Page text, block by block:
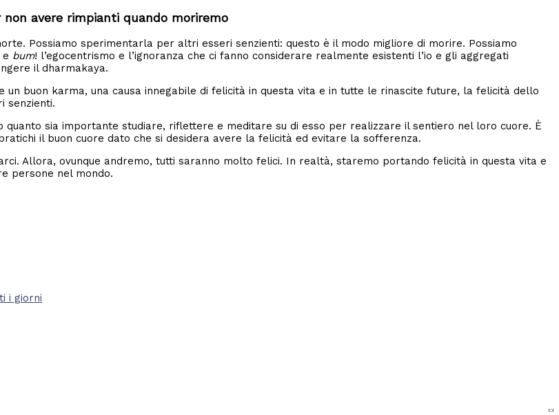
avere rimpianti quando moriremo
Possiamo sperimentarla per altri esseri senzienti: questo è il modo migliore di morire. Possiamo
bum! l’egocentrismo e l’ignoranza che ci fanno considerare realmente esistenti l’io e gli aggregati
il dharmakaya.
un buon karma, una causa innegabile di felicità in questa vita e in tutte le rinascite future, la felicità dello
senzienti.
quanto sia importante studiare, riflettere e meditare su di esso per realizzare il sentiero nel loro cuore. È
il buon cuore dato che si desidera avere la felicità ed evitare la sofferenza.
Allora, ovunque andremo, tutti saranno molto felici. In realtà, staremo portando felicità in questa vita e
persone nel mondo.
i giorni